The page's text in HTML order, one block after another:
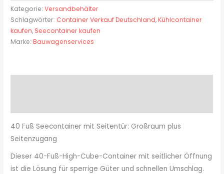
Kategorie:Versandbehälter
Schlagwörter: Container Verkauf Deutschland,Kühlcontainer
kaufen, Seecontainer kaufen
Marke:Bauwagenservices
40 Fuß Seecontainer mit Seitentür: Großraum plus
Seitenzugang
Dieser 40-Fuß-High-Cube-Container mit seitlicher Öffnung
ist die Lösung für sperrige Güter und schnellen Umschlag.